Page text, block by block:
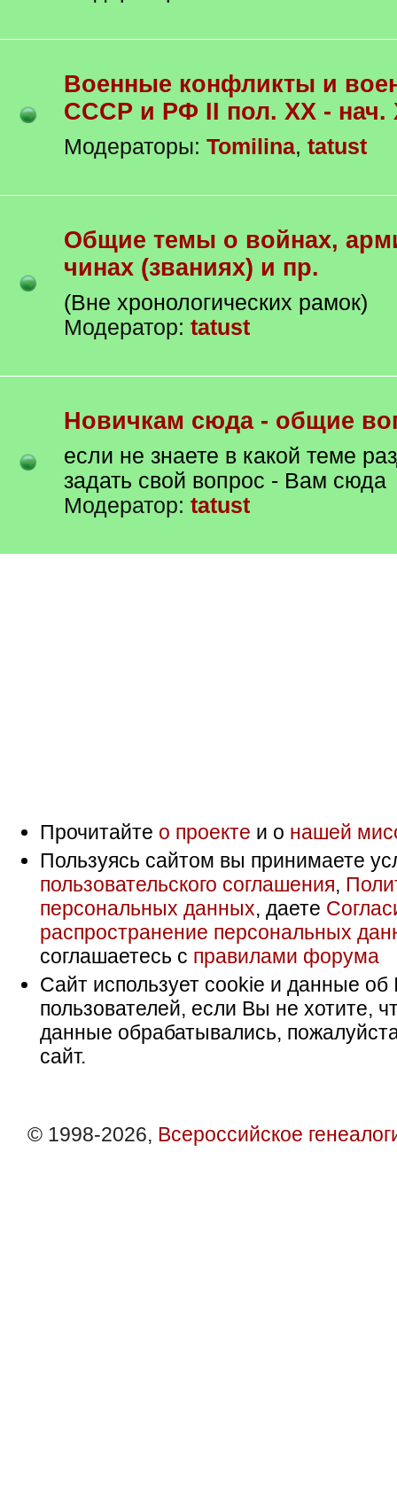
Военные конфликты и военные
СССР и РФ II пол. XX - нач.
Модераторы: Tomilina, tatust
Общие темы о войнах, армиях,
чинах (званиях) и пр.
(Вне хронологических рамок)
Модератор: tatust
Новичкам сюда - общие
если не знаете в какой теме
задать свой вопрос - Вам сюда
Модератор: tatust
Прочитайте о проекте и о нашей
Пользуясь сайтом вы принимаете
пользовательского соглашения,
персональных данных, даете
распространение персональных
соглашаетесь с правилами форума
Сайт использует cookie и данные об
пользователей, если Вы не хотите,
данные обрабатывались,
сайт.
© 1998-2026, Всероссийское